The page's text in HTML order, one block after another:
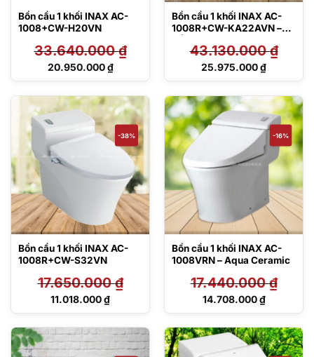
Bồn cầu 1 khối INAX AC-
1008+CW-H20VN
33.640.000₫
Giá
33.640.000 ₫.
20.950.000₫
Giá
tại
là:
20.950.000 ₫.
Bồn cầu 1 khối INAX AC-
1008R+CW-KA22AVN –
43.130.000₫
Giá
43.130.000 ₫.
25.975.000₫
Giá
tại
là:
25.975.000 ₫.
-38%
Bồn cầu 1 khối INAX AC-
1008R+CW-S32VN
17.650.000₫
Giá
17.650.000 ₫.
11.018.000₫
Giá
tại
là:
-16%
Bồn cầu 1 khối INAX AC-
1008VRN – Aqua Ceramic
17.440.000₫
Giá
17.440.000 ₫.
14.708.000₫
Giá
tại
là: